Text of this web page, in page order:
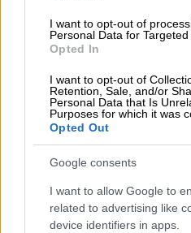
I want to opt-out of
Personal Data for Targeted
Opted In
I want to opt-out of
Retention, Sale, and/or
Personal Data that Is
Purposes for which it was
Opted Out
Google consents
I want to allow Google to
related to advertising like
device identifiers in apps.
Σύμφωνα με τον
Εστίασης «Ασπίδα»
επισκεψιμότητα
κόσμος σε σχέση με
η κατανάλωση είναι
οφείλεται στο
έχουν οιτουρίστες».